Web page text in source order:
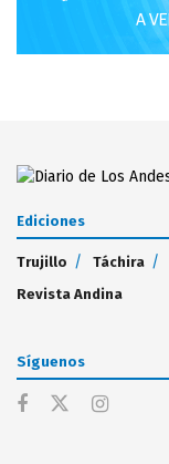
Ediciones
Trujillo Táchira
Revista Andina
Síguenos